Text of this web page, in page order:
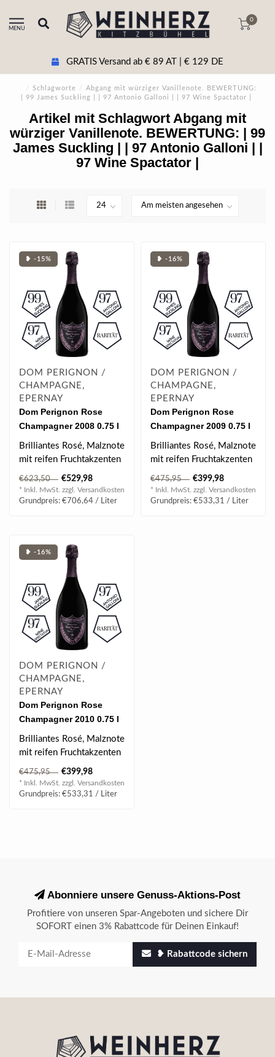
MENU
0
GRATIS Versand ab € 89 AT | € 129 DE
/ Schlagworte /
Abgang mit würziger Vanillenote. BEWERTUNG:
| 99 James Suckling | | 97 Antonio Galloni | | 97 Wine Spactator |
Artikel mit Schlagwort Abgang mit
würziger Vanillenote. BEWERTUNG: | 99
James Suckling | | 97 Antonio Galloni | |
97 Wine Spactator |
❥ -15%
DOM PERIGNON /
CHAMPAGNE,
EPERNAY
Dom Perignon Rose
Champagner 2008 0.75 l
12.5% vol
Brilliantes Rosé, Malznote
mit reifen Fruchtakzenten
wie Nektarine und
Walderdb..
€623,50 €529,98
* Inkl. MwSt. zzgl. Versandkosten
Grundpreis: €706,64 / Liter
❥ -16%
DOM PERIGNON /
CHAMPAGNE,
EPERNAY
Dom Perignon Rose
Champagner 2009 0.75 l
12.5% vol
Brilliantes Rosé, Malznote
mit reifen Fruchtakzenten
wie Nektarine und
Walderdb..
€475,95 €399,98
* Inkl. MwSt. zzgl. Versandkosten
Grundpreis: €533,31 / Liter
❥ -16%
DOM PERIGNON /
CHAMPAGNE,
EPERNAY
Dom Perignon Rose
Champagner 2010 0.75 l
12.5% vol
Brilliantes Rosé, Malznote
mit reifen Fruchtakzenten
wie Nektarine und
Walderdb..
€475,95 €399,98
* Inkl. MwSt. zzgl. Versandkosten
Grundpreis: €533,31 / Liter
Abonniere unsere Genuss-Aktions-Post
Profitiere von unseren Spar-Angeboten und sichere Dir
SOFORT einen 3% Rabattcode für Deinen Einkauf!
❥ Rabattcode sichern